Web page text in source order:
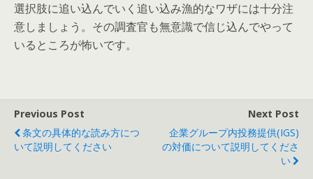
選択肢に追い込んでいく追い込み漁的なワザには十分注
意しましょう。その調査官も無意識で信じ込んでやって
いるところが怖いです。
Previous Post
条文の具体的な読み方につ
いて説明してください
Next Post
企業グループ内投務提供(IGS)
の対価について説明してくださ
い